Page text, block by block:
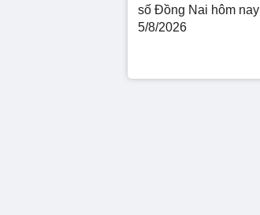
số Đồng Nai hôm nay
5/8/2026